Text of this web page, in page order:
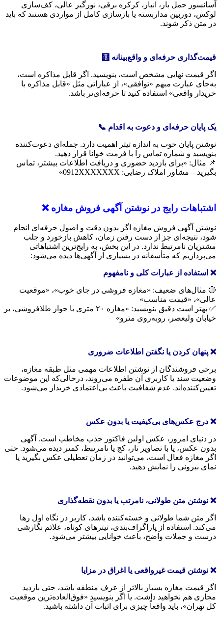
آسانسور حمل بار، انبار، کرکره برقی، نورگیر عالی، کف‌سازی
لوکس، دوربین مداربسته یا بازسازی کامل از مواردی هستند که باید
در متن ذکر شوند.
قیمت‌گذاری حرفه‌ای و واقع‌بینانه 🧮
اگر قیمت نهایی مشخص است، بنویسید. اگر قابل مذاکره است،
به‌جای عبارت مبهم «توافقی»، از عباراتی مثل «قابل مذاکره با
خریدار واقعی» استفاده کنید تا حرفه‌ای‌تر باشد.
یک پایان حرفه‌ای و دعوت به اقدام 📞
نوشتن پایان خوب به اندازه تیتر اهمیت دارد. جمله‌ای دعوت‌کننده
بنویسید و شماره تماس را با فرمت خوانا قرار دهید.
📌 مثال: «برای بازدید حضوری و دریافت اطلاعات بیشتر، تماس
بگیرید – مشاور املاک رضایی: 0912XXXXXXX»
اشتباهات رایج در نوشتن آگهی فروش مغازه ❌
نوشتن آگهی فروش مغازه اگر بدون دقت و اصول حرفه‌ای انجام
شود، نتیجه‌ای جز از دست رفتن زمان، کاهش بازخورد و جلب
مشتریان نامرتبط ندارد. در این بخش، به رایج‌ترین اشتباهاتی
می‌پردازیم که متأسفانه در بسیاری از آگهی‌ها دیده می‌شود:
❌ استفاده از عبارات کلی و نامفهوم
🔴 مثال‌های ضعیف: «مغازه فروشی در جای خوب»، «موقعیت
عالی»، «قیمت مناسب»
✅ بهتر است دقیق بنویسید: «مغازه ۲۰ متری با جواز طلافروشی، بر
خیابان ولیعصر، روبه‌روی مترو»
❌ پنهان کردن یا نگفتن اطلاعات ضروری
برخی فروشندگان از نوشتن اطلاعات مهمی مثل طبقه مغازه،
وضعیت سند یا کاربری آن طفره می‌روند، درحالی‌که این موضوعات
تعیین‌کننده‌اند. عدم شفافیت باعث بی‌اعتمادی خریدار می‌شود.
❌ درج عکس‌های بی‌کیفیت یا بدون عکس
در دنیای امروز، عکس اولین فاکتور جذب مخاطب است. آگهی
بدون عکس، یا با تصاویر تار، کج یا نامرتبط، کمتر دیده می‌شود. حتی
اگر مغازه فعال است، می‌توانید در زمان تعطیلی عکس بگیرید یا
نمای بیرونی را نمایش دهید.
❌ نوشتن متن طولانی، نامرتب یا بدون نقطه‌گذاری
اگر متن شما طولانی و خسته‌کننده باشد، کاربر در نگاه اول رها
می‌کند. استفاده از پاراگراف‌بندی، تیترهای کوتاه، علائم نگارشی
درست و جملات واضح، باعث خوانایی بیشتر می‌شود.
❌ نوشتن قیمت غیرواقعی یا اغراق در مزایا
اگر قیمت مغازه بسیار بالاتر از عرف منطقه باشد، حتی بازدید
مجازی هم نخواهید داشت. یا اگر بنویسید «فوق‌العاده‌ترین موقعیت
کل تهران»، باید واقعاً چیزی برای اثبات آن داشته باشید.